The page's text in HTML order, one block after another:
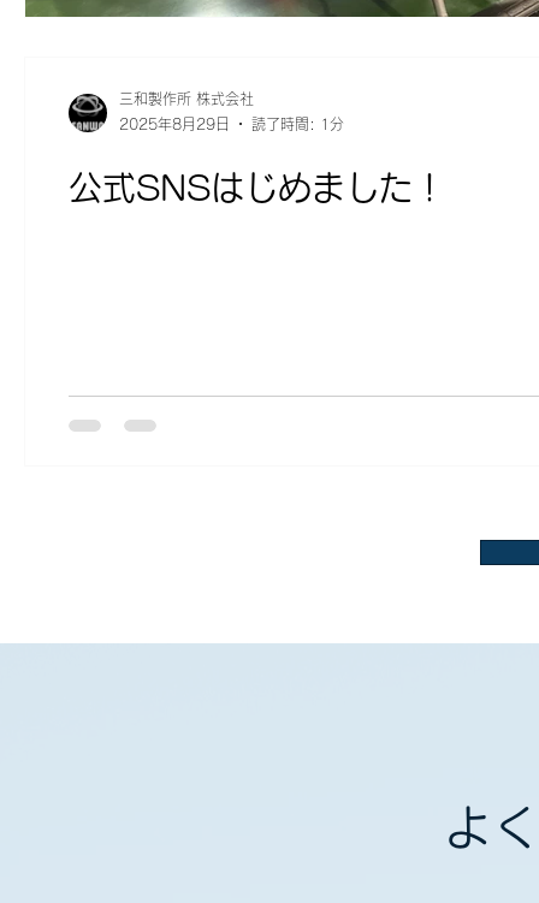
公式SNSはじめました！
三和製作所 株式会社
2025年8月29日
読了時間: 1分
よ